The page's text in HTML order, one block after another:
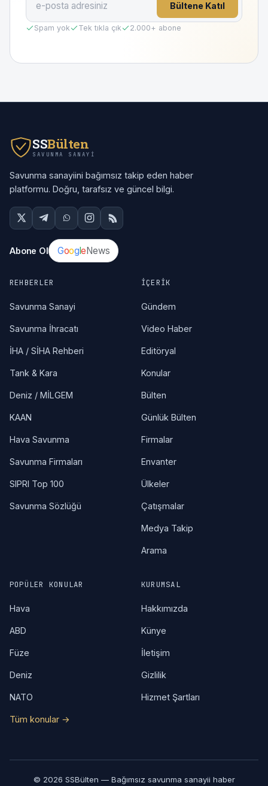
Bültene Katıl
Spam yok Tek tıkla çık 2.000+ abone
SSBülten
SAVUNMA SANAYI
Savunma sanayiini bağımsız takip eden haber
platformu. Doğru, tarafsız ve güncel bilgi.
Abone Ol GoogleNews
REHBERLER
Savunma Sanayi
Savunma İhracatı
İHA / SİHA Rehberi
Tank & Kara
Deniz / MİLGEM
KAAN
Hava Savunma
Savunma Firmaları
SIPRI Top 100
Savunma Sözlüğü
İÇERIK
Gündem
Video Haber
Editöryal
Konular
Bülten
Günlük Bülten
Firmalar
Envanter
Ülkeler
Çatışmalar
Medya Takip
Arama
POPÜLER KONULAR
Hava
ABD
Füze
Deniz
NATO
Tüm konular →
KURUMSAL
Hakkımızda
Künye
İletişim
Gizlilik
Hizmet Şartları
© 2026 SSBülten — Bağımsız savunma sanayii haber